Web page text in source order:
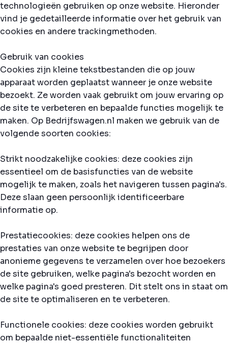
technologieën gebruiken op onze website. Hieronder
vind je gedetailleerde informatie over het gebruik van
cookies en andere trackingmethoden.
Gebruik van cookies
Cookies zijn kleine tekstbestanden die op jouw
apparaat worden geplaatst wanneer je onze website
bezoekt. Ze worden vaak gebruikt om jouw ervaring op
de site te verbeteren en bepaalde functies mogelijk te
maken. Op Bedrijfswagen.nl maken we gebruik van de
volgende soorten cookies:
Strikt noodzakelijke cookies: deze cookies zijn
essentieel om de basisfuncties van de website
mogelijk te maken, zoals het navigeren tussen pagina's.
Deze slaan geen persoonlijk identificeerbare
informatie op.
Prestatiecookies: deze cookies helpen ons de
prestaties van onze website te begrijpen door
anonieme gegevens te verzamelen over hoe bezoekers
de site gebruiken, welke pagina's bezocht worden en
welke pagina's goed presteren. Dit stelt ons in staat om
de site te optimaliseren en te verbeteren.
Functionele cookies: deze cookies worden gebruikt
om bepaalde niet-essentiële functionaliteiten